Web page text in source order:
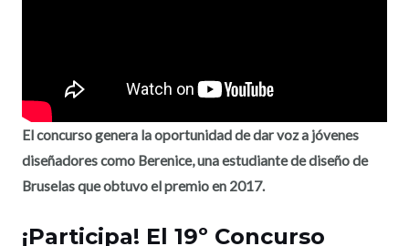
El concurso genera la oportunidad de dar voz a jóvenes
diseñadores como Berenice, una estudiante de diseño de
Bruselas que obtuvo el premio en 2017.
¡Participa! El 19º Concurso